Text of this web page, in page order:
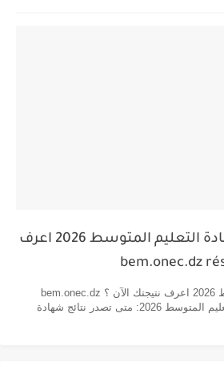
هنا اعلان نتائج شهادة التعليم المتوسط 2026 اعرف
نتائج شهادة التعليم المتوسط 2026 اعرف نتيجتك الآن ؟ bem.onec.dz
موعد اعلان نتائج شهادة التعليم المتوسط 2026: متى تصدر نتائج شهادة